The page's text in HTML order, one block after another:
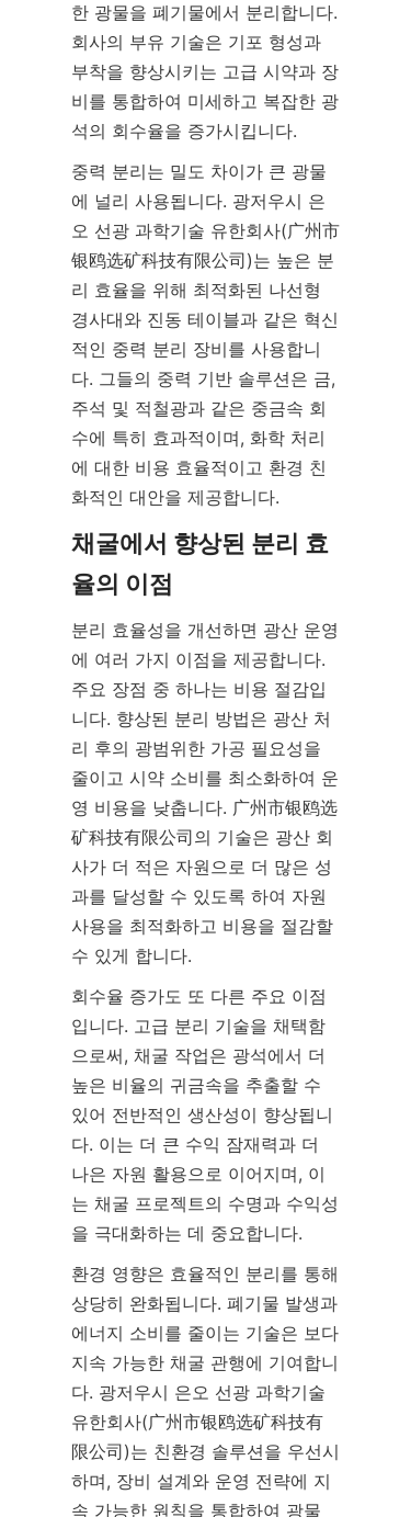
한 광물을 폐기물에서 분리합니다.
회사의 부유 기술은 기포 형성과
부착을 향상시키는 고급 시약과 장
비를 통합하여 미세하고 복잡한 광
석의 회수율을 증가시킵니다.
중력 분리는 밀도 차이가 큰 광물
에 널리 사용됩니다. 광저우시 은
오 선광 과학기술 유한회사(广州市
银鸥选矿科技有限公司)는 높은 분
리 효율을 위해 최적화된 나선형
경사대와 진동 테이블과 같은 혁신
적인 중력 분리 장비를 사용합니
다. 그들의 중력 기반 솔루션은 금,
주석 및 적철광과 같은 중금속 회
수에 특히 효과적이며, 화학 처리
에 대한 비용 효율적이고 환경 친
화적인 대안을 제공합니다.
채굴에서 향상된 분리 효
율의 이점
분리 효율성을 개선하면 광산 운영
에 여러 가지 이점을 제공합니다.
주요 장점 중 하나는 비용 절감입
니다. 향상된 분리 방법은 광산 처
리 후의 광범위한 가공 필요성을
줄이고 시약 소비를 최소화하여 운
영 비용을 낮춥니다. 广州市银鸥选
矿科技有限公司의 기술은 광산 회
사가 더 적은 자원으로 더 많은 성
과를 달성할 수 있도록 하여 자원
사용을 최적화하고 비용을 절감할
수 있게 합니다.
회수율 증가도 또 다른 주요 이점
입니다. 고급 분리 기술을 채택함
으로써, 채굴 작업은 광석에서 더
높은 비율의 귀금속을 추출할 수
있어 전반적인 생산성이 향상됩니
다. 이는 더 큰 수익 잠재력과 더
나은 자원 활용으로 이어지며, 이
는 채굴 프로젝트의 수명과 수익성
을 극대화하는 데 중요합니다.
환경 영향은 효율적인 분리를 통해
상당히 완화됩니다. 폐기물 발생과
에너지 소비를 줄이는 기술은 보다
지속 가능한 채굴 관행에 기여합니
다. 광저우시 은오 선광 과학기술
유한회사(广州市银鸥选矿科技有
限公司)는 친환경 솔루션을 우선시
하며, 장비 설계와 운영 전략에 지
속 가능한 원칙을 통합하여 광물